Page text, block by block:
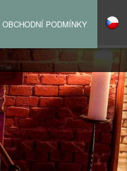
OBCHODNÍ PODMÍNKY